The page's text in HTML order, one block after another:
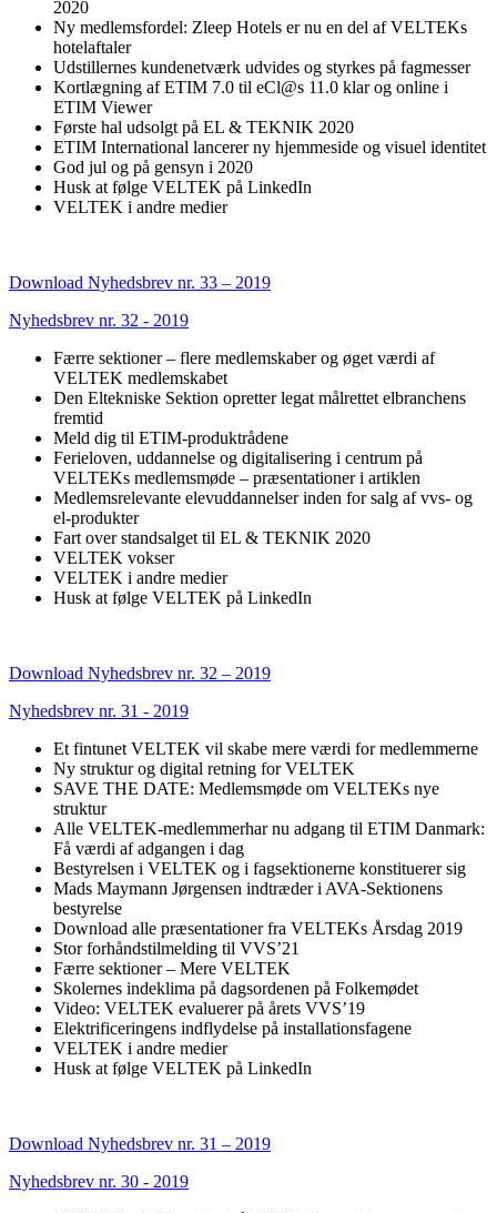
2020
Ny medlemsfordel: Zleep Hotels er nu en del af VELTEKs
hotelaftaler
Udstillernes kundenetværk udvides og styrkes på fagmesser
Kortlægning af ETIM 7.0 til eCl@s 11.0 klar og online i
ETIM Viewer
Første hal udsolgt på EL & TEKNIK 2020
ETIM International lancerer ny hjemmeside og visuel identitet
God jul og på gensyn i 2020
Husk at følge VELTEK på LinkedIn
VELTEK i andre medier
Download Nyhedsbrev nr. 33 – 2019
Nyhedsbrev nr. 32 - 2019
Færre sektioner – flere medlemskaber og øget værdi af
VELTEK medlemskabet
Den Eltekniske Sektion opretter legat målrettet elbranchens
fremtid
Meld dig til ETIM-produktrådene
Ferieloven, uddannelse og digitalisering i centrum på
VELTEKs medlemsmøde – præsentationer i artiklen
Medlemsrelevante elevuddannelser inden for salg af vvs- og
el-produkter
Fart over standsalget til EL & TEKNIK 2020
VELTEK vokser
VELTEK i andre medier
Husk at følge VELTEK på LinkedIn
Download Nyhedsbrev nr. 32 – 2019
Nyhedsbrev nr. 31 - 2019
Et fintunet VELTEK vil skabe mere værdi for medlemmerne
Ny struktur og digital retning for VELTEK
SAVE THE DATE: Medlemsmøde om VELTEKs nye
struktur
Alle VELTEK-medlemmerhar nu adgang til ETIM Danmark:
Få værdi af adgangen i dag
Bestyrelsen i VELTEK og i fagsektionerne konstituerer sig
Mads Maymann Jørgensen indtræder i AVA-Sektionens
bestyrelse
Download alle præsentationer fra VELTEKs Årsdag 2019
Stor forhåndstilmelding til VVS’21
Færre sektioner – Mere VELTEK
Skolernes indeklima på dagsordenen på Folkemødet
Video: VELTEK evaluerer på årets VVS’19
Elektrificeringens indflydelse på installationsfagene
VELTEK i andre medier
Husk at følge VELTEK på LinkedIn
Download Nyhedsbrev nr. 31 – 2019
Nyhedsbrev nr. 30 - 2019